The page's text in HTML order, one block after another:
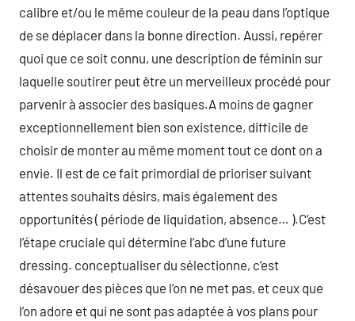
calibre et/ou le même couleur de la peau dans l’optique
de se déplacer dans la bonne direction. Aussi, repérer
quoi que ce soit connu, une description de féminin sur
laquelle soutirer peut être un merveilleux procédé pour
parvenir à associer des basiques.A moins de gagner
exceptionnellement bien son existence, difficile de
choisir de monter au même moment tout ce dont on a
envie. Il est de ce fait primordial de prioriser suivant
attentes souhaits désirs, mais également des
opportunités ( période de liquidation, absence… ).C’est
l’étape cruciale qui détermine l’abc d’une future
dressing. conceptualiser du sélectionne, c’est
désavouer des pièces que l’on ne met pas, et ceux que
l’on adore et qui ne sont pas adaptée à vos plans pour